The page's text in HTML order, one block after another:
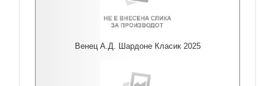
Венец А.Д. Шардоне Класик 2025